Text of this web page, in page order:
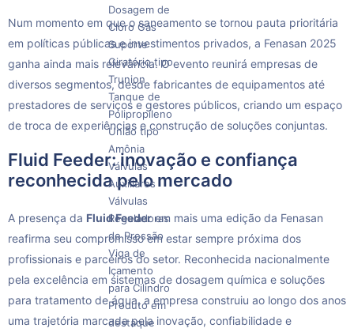
Dosagem de
Cloro Gás
Suporte
Giratório tipo
Trunion
Tanque de
Polipropileno
União tipo
Amônia
Válvulas
Auxiliares
Válvulas
Reguladoras
de Pressão
Viga de
Içamento
para Cilindro
Produto em
destaque
Num momento em que o saneamento se tornou pauta prioritária
em políticas públicas e investimentos privados, a Fenasan 2025
ganha ainda mais relevância. O evento reunirá empresas de
diversos segmentos, desde fabricantes de equipamentos até
prestadores de serviços e gestores públicos, criando um espaço
de troca de experiências e construção de soluções conjuntas.
Fluid Feeder: inovação e confiança
reconhecida pelo mercado
A presença da Fluid Feederem mais uma edição da Fenasan
reafirma seu compromisso em estar sempre próxima dos
profissionais e parceiros do setor. Reconhecida nacionalmente
pela excelência em sistemas de dosagem química e soluções
para tratamento de água, a empresa construiu ao longo dos anos
uma trajetória marcada pela inovação, confiabilidade e